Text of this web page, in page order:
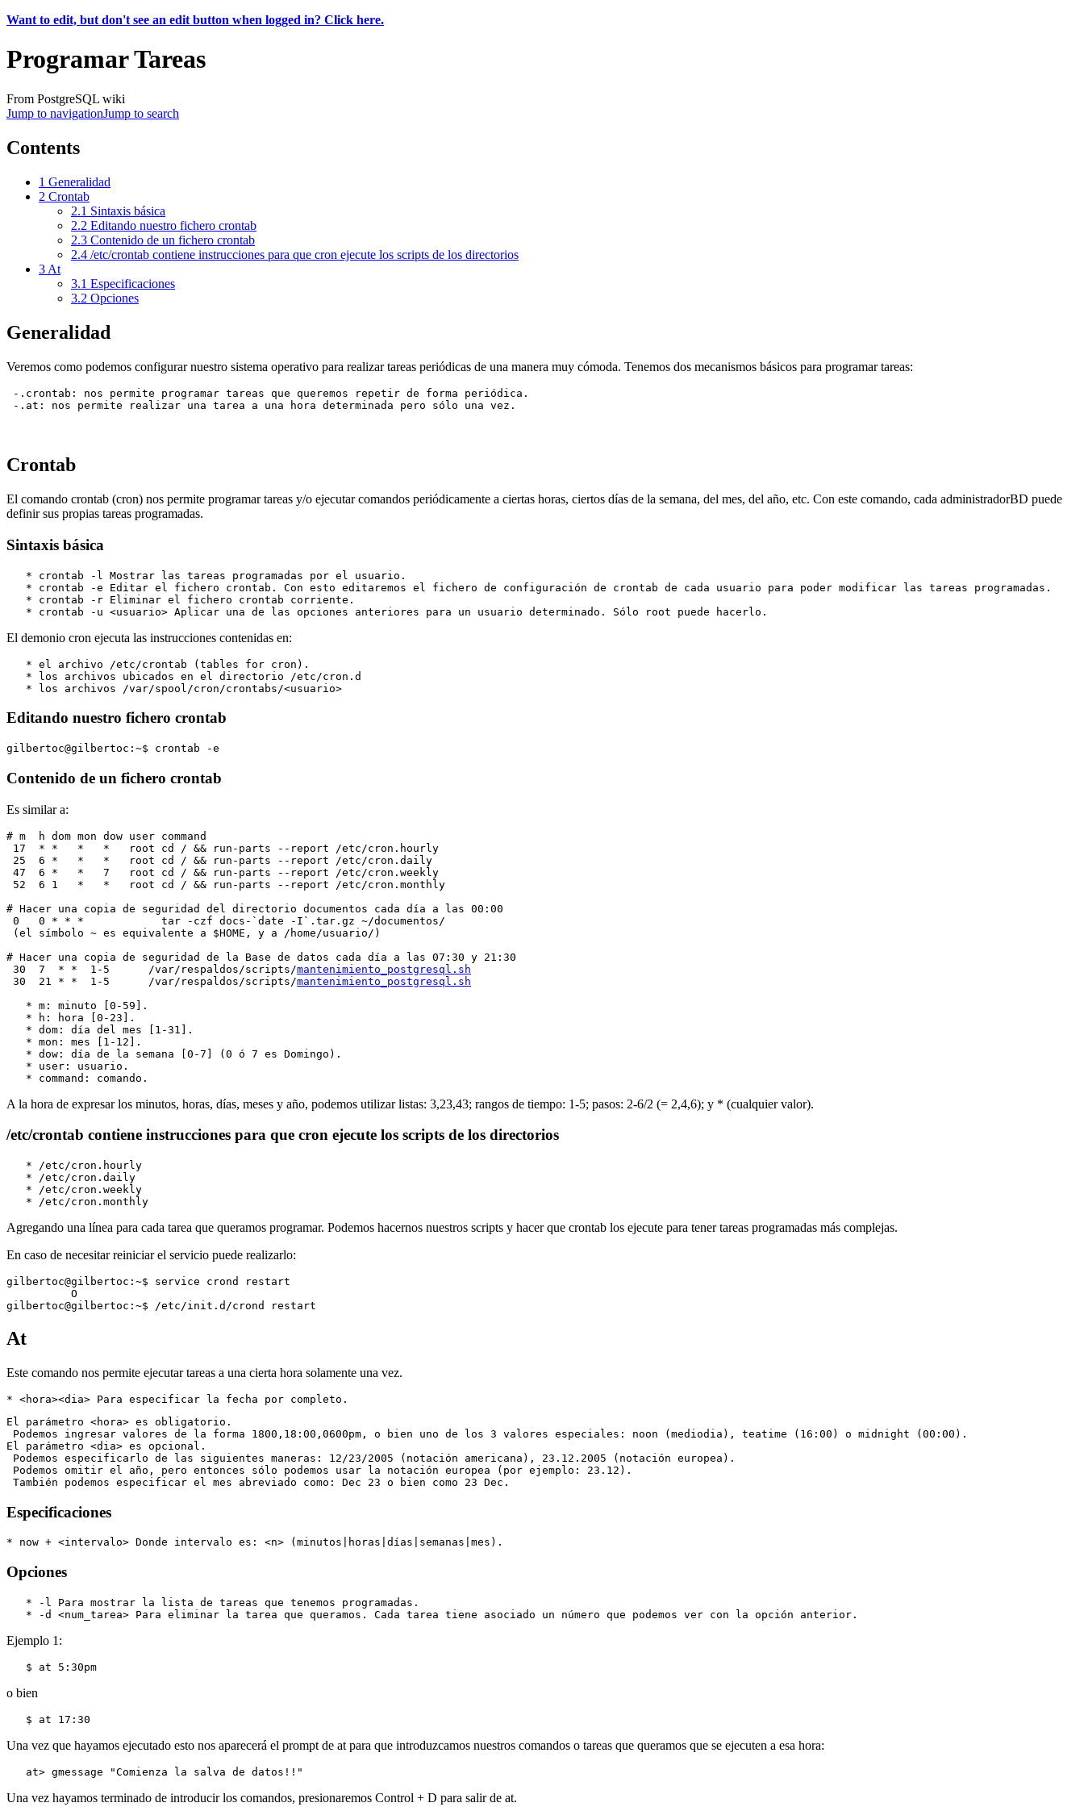
Want to edit, but don't see an edit button when logged in? Click here.
Programar Tareas
From PostgreSQL wiki
Jump to navigationJump to search
Contents
1 Generalidad
2 Crontab
2.1 Sintaxis básica
2.2 Editando nuestro fichero crontab
2.3 Contenido de un fichero crontab
2.4 /etc/crontab contiene instrucciones para que cron ejecute los scripts de los directorios
3 At
3.1 Especificaciones
3.2 Opciones
Generalidad
Veremos como podemos configurar nuestro sistema operativo para realizar tareas periódicas de una manera muy cómoda. Tenemos dos mecanismos básicos para programar tareas:
-.crontab: nos permite programar tareas que queremos repetir de forma periódica.
Crontab
El comando crontab (cron) nos permite programar tareas y/o ejecutar comandos periódicamente a ciertas horas, ciertos días de la semana, del mes, del año, etc. Con este comando, cada administradorBD puede
definir sus propias tareas programadas.
Sintaxis básica
   * crontab -l Mostrar las tareas programadas por el usuario.
   * crontab -e Editar el fichero crontab. Con esto editaremos el fichero de configuración de crontab de cada usuario para poder modificar las tareas programadas.
   * crontab -r Eliminar el fichero crontab corriente.
El demonio cron ejecuta las instrucciones contenidas en:
   * el archivo /etc/crontab (tables for cron).
   * los archivos ubicados en el directorio /etc/cron.d
Editando nuestro fichero crontab
Contenido de un fichero crontab
Es similar a:
# m  h dom mon dow user command
17  * *   *   *   root cd / && run-parts --report /etc/cron.hourly
25  6 *   *   *   root cd / && run-parts --report /etc/cron.daily
47  6 *   *   7   root cd / && run-parts --report /etc/cron.weekly
52  6 1   *   *   root cd / && run-parts --report /etc/cron.monthly
# Hacer una copia de seguridad del directorio documentos cada día a las 00:00
0   0 * * *            tar -czf docs-`date -I`.tar.gz ~/documentos/
(el símbolo ~ es equivalente a $HOME, y a /home/usuario/)
# Hacer una copia de seguridad de la Base de datos cada día a las 07:30 y 21:30
30  7  * *  1-5      /var/respaldos/scripts/mantenimiento_postgresql.sh
30  21 * *  1-5      /var/respaldos/scripts/mantenimiento_postgresql.sh
   * m: minuto [0-59].
   * h: hora [0-23].
   * dom: día del mes [1-31].
   * mon: mes [1-12].
   * dow: día de la semana [0-7] (0 ó 7 es Domingo).
   * user: usuario.
A la hora de expresar los minutos, horas, días, meses y año, podemos utilizar listas: 3,23,43; rangos de tiempo: 1-5; pasos: 2-6/2 (= 2,4,6); y * (cualquier valor).
/etc/crontab contiene instrucciones para que cron ejecute los scripts de los directorios
   * /etc/cron.hourly
   * /etc/cron.daily
   * /etc/cron.weekly
Agregando una línea para cada tarea que queramos programar. Podemos hacernos nuestros scripts y hacer que crontab los ejecute para tener tareas programadas más complejas.
En caso de necesitar reiniciar el servicio puede realizarlo:
gilbertoc@gilbertoc:~$ service crond restart
          O
At
Este comando nos permite ejecutar tareas a una cierta hora solamente una vez.
El parámetro <hora> es obligatorio.
Podemos ingresar valores de la forma 1800,18:00,0600pm, o bien uno de los 3 valores especiales: noon (mediodia), teatime (16:00) o midnight (00:00).
El parámetro <dia> es opcional.
Podemos especificarlo de las siguientes maneras: 12/23/2005 (notación americana), 23.12.2005 (notación europea).
Podemos omitir el año, pero entonces sólo podemos usar la notación europea (por ejemplo: 23.12).
Especificaciones
Opciones
   * -l Para mostrar la lista de tareas que tenemos programadas.
Ejemplo 1:
o bien
Una vez que hayamos ejecutado esto nos aparecerá el prompt de at para que introduzcamos nuestros comandos o tareas que queramos que se ejecuten a esa hora:
Una vez hayamos terminado de introducir los comandos, presionaremos Control + D para salir de at.